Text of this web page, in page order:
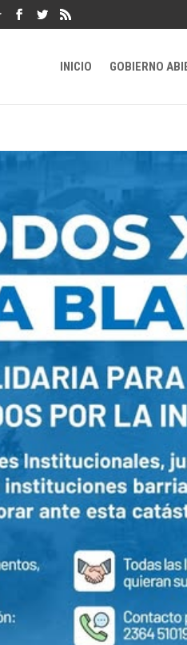
INICIO GOBIERNO